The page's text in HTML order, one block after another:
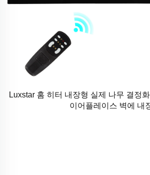
Luxstar 홈 히터 내장형 실제 나무 결정
이어플레이스 벽에 내